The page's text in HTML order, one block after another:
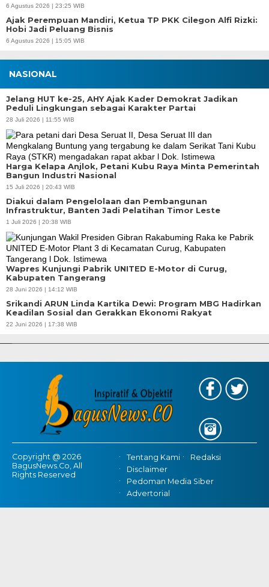
6 Agustus 2026 | 23:25 WIB
Ajak Perempuan Mandiri, Ketua TP PKK Cilegon Alfi Rizki:
Hobi Jadi Peluang Bisnis
6 Agustus 2026 | 15:05 WIB
NASIONAL
Jelang HUT ke-25, AHY Ajak Kader Demokrat Jadikan
Peduli Lingkungan sebagai Karakter Partai
28 Juli 2026 | 11:55 WIB
Harga Kelapa Anjlok, Petani Kubu Raya Minta Pemerintah
Bangun Industri Nasional
15 Juli 2026 | 20:43 WIB
Diakui dalam Pengelolaan dan Pembangunan
Infrastruktur, Banten Jadi Pelatihan Timor Leste
1 Juli 2026 | 20:38 WIB
Wapres Kunjungi Pabrik UNITED E-Motor di Curug,
Kabupaten Tangerang
28 Juni 2026 | 14:12 WIB
Srikandi ARUN Linda Kartika Dewi: Program MBG Hadirkan
Keadilan Sosial dan Gerakkan Ekonomi Rakyat
22 Juni 2026 | 17:38 WIB
APBD Tahun 2025 Anggarkan Rp200 Miliar | Program Makan Bergizi
Copyright @ 2026
BagusNews.Co, All
Rights Reserved
Tentang Kami
Redaksi
Disclaimer
Pedoman Media Siber
Advertorial